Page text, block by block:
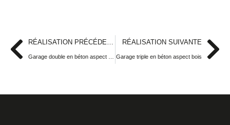
RÉALISATION SUIVANTE
Garage triple en béton aspect bois